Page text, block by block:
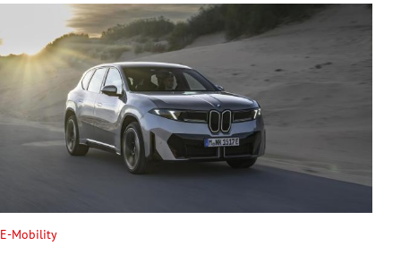
E-Mobility